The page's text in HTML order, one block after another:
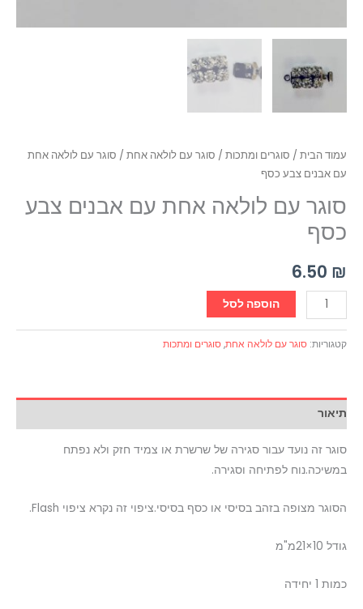
עמוד הבית / סוגרים ומתכות / סוגר עם לולאה אחת / סוגר עם לולאה אחת
עם אבנים צבע כסף
סוגר עם לולאה אחת עם אבנים צבע
כסף
6.50 ₪
הוספה לסל
קטגוריות: סוגר עם לולאה אחת,סוגרים ומתכות
תיאור
סוגר זה נועד עבור סגירה של שרשרת או צמיד חזק ולא נפתח
במשיכה.נוח לפתיחה וסגירה.
הסוגר מצופה בזהב בסיסי או כסף בסיסי.ציפוי זה נקרא ציפוי Flash.
גודל 10×21מ"מ
כמות 1 יחידה